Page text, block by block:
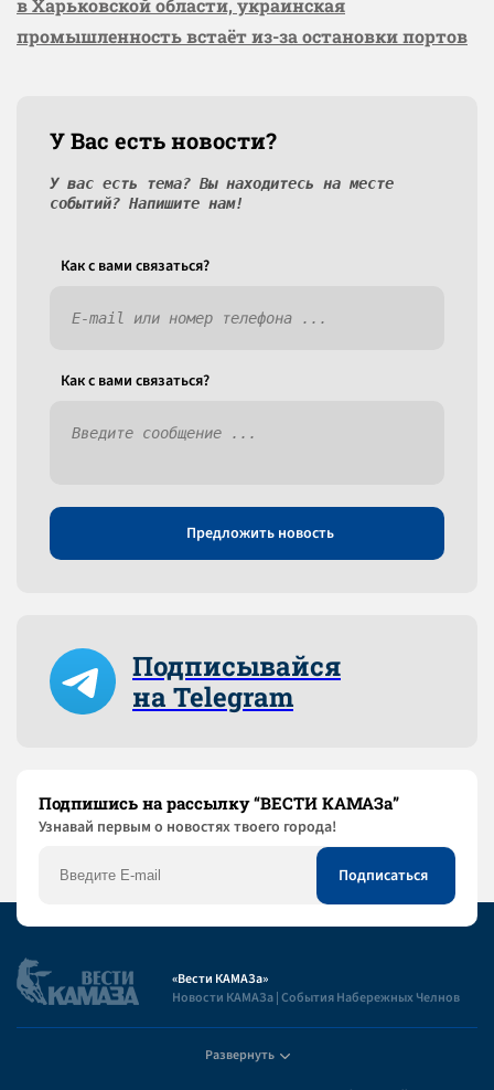
в Харьковской области, украинская
промышленность встаёт из-за остановки портов
У Вас есть новости?
У вас есть тема? Вы находитесь на месте
событий? Напишите нам!
Как c вами связаться?
Как c вами связаться?
Предложить новость
Подписывайся
на Telegram
Подпишись на рассылку “ВЕСТИ КАМАЗа”
Узнaвай первым о новостях твоего города!
«Вести КАМАЗа»
Новости КАМАЗа | События Набережных Челнов
Развернуть